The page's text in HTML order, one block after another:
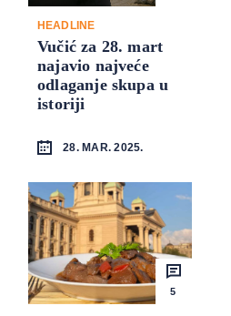
HEADLINE
Vučić za 28. mart
najavio najveće
odlaganje skupa u
istoriji
28. MAR. 2025.
5